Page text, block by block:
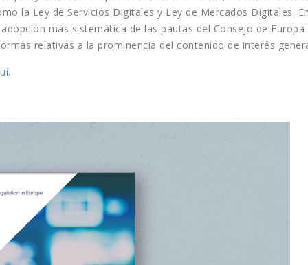
la Ley de Servicios Digitales y Ley de Mercados Digitales.
más sistemática de las pautas del Consejo de
relativas a la prominencia del contenido de interés
.